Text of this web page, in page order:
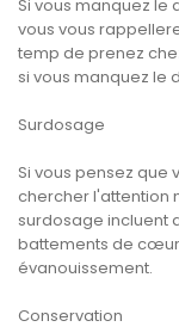
Si vous manquez
vous vous
temp de prenez
si vous manquez le
Surdosage
Si vous pensez
chercher l'attention
surdosage incluent
battements de
évanouissement.
Conservation